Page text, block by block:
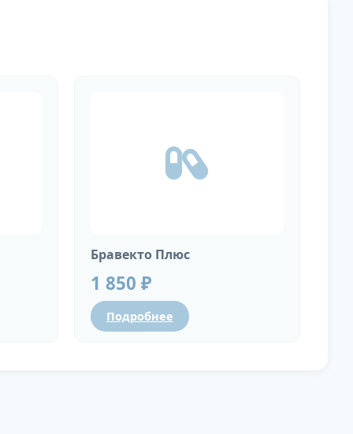
Бравекто Плюс
1 850 ₽
Подробнее